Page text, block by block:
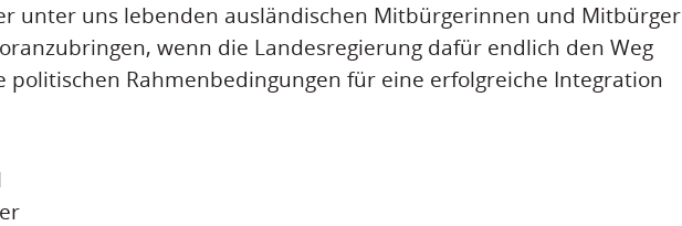
unter uns lebenden ausländischen Mitbürgerinnen und Mitbürger
wenn die Landesregierung dafür endlich den Weg
politischen Rahmenbedingungen für eine erfolgreiche Integration